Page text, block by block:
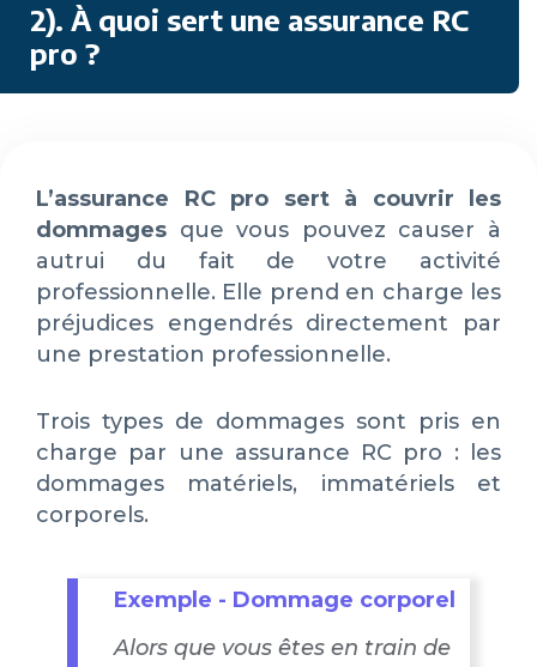
2). À quoi sert une assurance RC
pro ?
L’assurance RC pro sert à couvrir les
dommages que vous pouvez causer à
autrui du fait de votre activité
professionnelle. Elle prend en charge les
préjudices engendrés directement par
une prestation professionnelle.
Trois types de dommages sont pris en
charge par une assurance RC pro : les
dommages matériels, immatériels et
corporels.
Exemple - Dommage corporel
Alors que vous êtes en train de